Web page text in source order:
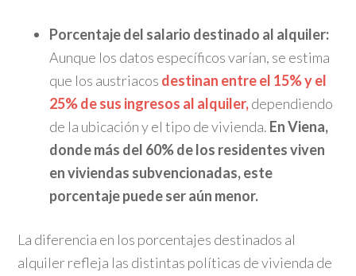
Porcentaje del salario destinado al alquiler:
Aunque los datos específicos varían, se estima
que los austriacos destinan entre el 15% y el
25% de sus ingresos al alquiler,dependiendo
de la ubicación y el tipo de vivienda. En Viena,
donde más del 60% de los residentes viven
en viviendas subvencionadas, este
porcentaje puede ser aún menor.
La diferencia en los porcentajes destinados al
alquiler refleja las distintas políticas de vivienda de